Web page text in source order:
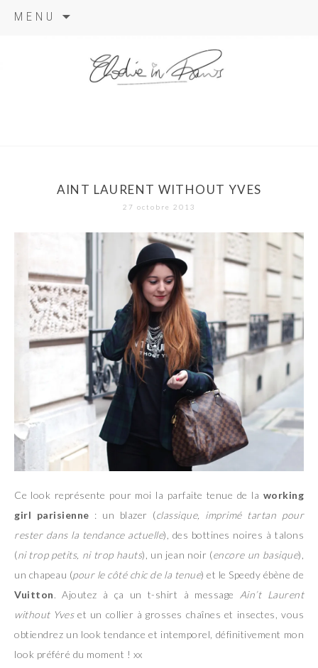
MENU
AINT LAURENT WITHOUT YVES
27 octobre 2013
Ce look représente pour moi la parfaite tenue de la working
girl parisienne : un blazer (classique, imprimé tartan pour
rester dans la tendance actuelle), des bottines noires à talons
(ni trop petits, ni trop hauts), un jean noir (encore un basique),
un chapeau (pour le côté chic de la tenue) et le Speedy ébène de
Vuitton. Ajoutez à ça un t-shirt à message Ain’t Laurent
without Yveset un collier à grosses chaînes et insectes, vous
obtiendrez un look tendance et intemporel, définitivement mon
look préféré du moment ! xx